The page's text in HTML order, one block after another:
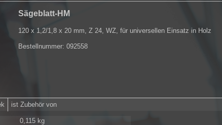
Sägeblatt-HM
120 x 1,2/1,8 x 20 mm, Z 24, WZ, für universellen Einsatz in Holz
Bestellnummer: 092558
ist Zubehör von
0,115 kg